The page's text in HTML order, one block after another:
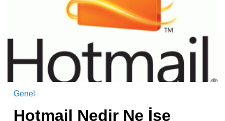
Genel
Hotmail Nedir Ne İşe